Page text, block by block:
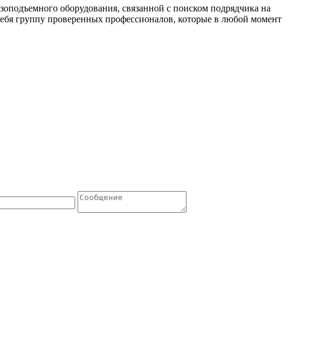
оборудования, связанной с поиском подрядчика на
группу проверенных профессионалов, которые в любой момент